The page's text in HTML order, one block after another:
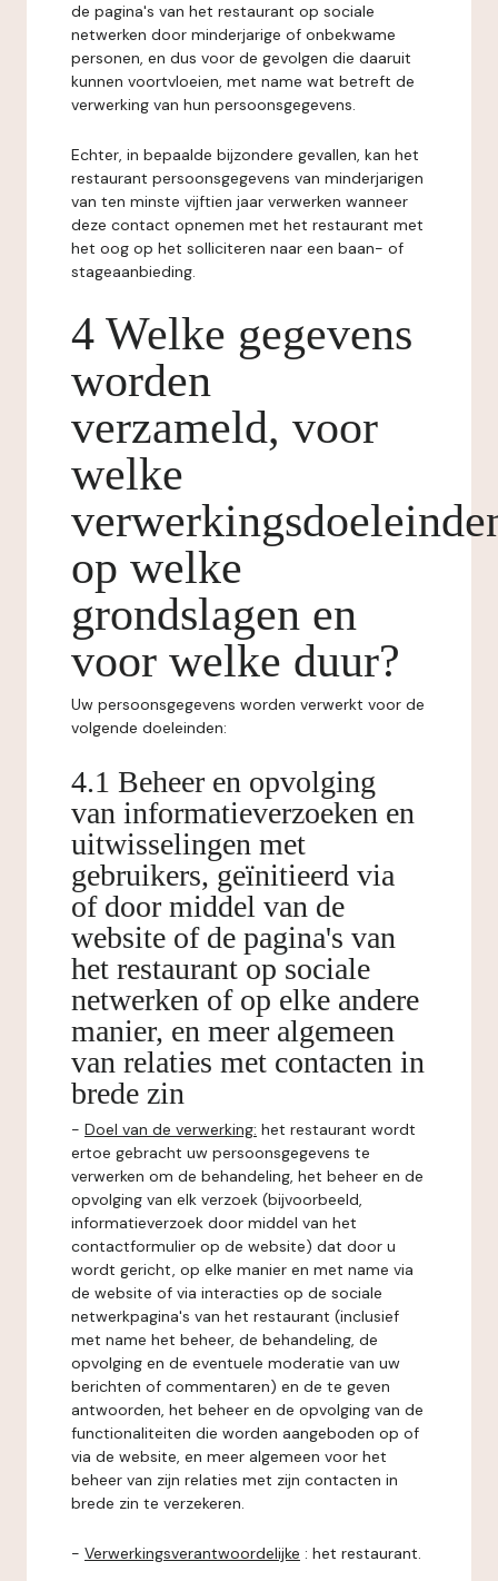
de pagina's van het restaurant op sociale
netwerken door minderjarige of onbekwame
personen, en dus voor de gevolgen die daaruit
kunnen voortvloeien, met name wat betreft de
verwerking van hun persoonsgegevens.
Echter, in bepaalde bijzondere gevallen, kan het
restaurant persoonsgegevens van minderjarigen
van ten minste vijftien jaar verwerken wanneer
deze contact opnemen met het restaurant met
het oog op het solliciteren naar een baan- of
stageaanbieding.
4 Welke gegevens
worden
verzameld, voor
welke
op welke
grondslagen en
voor welke duur?
Uw persoonsgegevens worden verwerkt voor de
volgende doeleinden:
4.1 Beheer en opvolging
van informatieverzoeken en
uitwisselingen met
gebruikers, geïnitieerd via
of door middel van de
website of de pagina's van
het restaurant op sociale
netwerken of op elke andere
manier, en meer algemeen
van relaties met contacten in
brede zin
- Doel van de verwerking: het restaurant wordt
ertoe gebracht uw persoonsgegevens te
verwerken om de behandeling, het beheer en de
opvolging van elk verzoek (bijvoorbeeld,
informatieverzoek door middel van het
contactformulier op de website) dat door u
wordt gericht, op elke manier en met name via
de website of via interacties op de sociale
netwerkpagina's van het restaurant (inclusief
met name het beheer, de behandeling, de
opvolging en de eventuele moderatie van uw
berichten of commentaren) en de te geven
antwoorden, het beheer en de opvolging van de
functionaliteiten die worden aangeboden op of
via de website, en meer algemeen voor het
beheer van zijn relaties met zijn contacten in
brede zin te verzekeren.
- Verwerkingsverantwoordelijke : het restaurant.